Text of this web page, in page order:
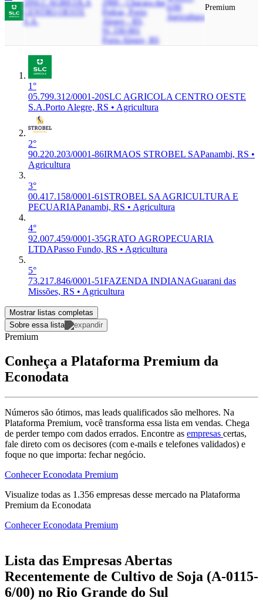
SLC AGRICOLA
CENTRO OESTE
S.A.
2900 - Chacara das
Pedras, Porto
Alegre - RS,
91.330-001
Porto Alegre, RS
6/00
Agricultura
Premium
1°
05.799.312/0001-20SLC AGRICOLA CENTRO OESTE
S.A.Porto Alegre, RS • Agricultura
2°
90.220.203/0001-86IRMAOS STROBEL SAPanambi, RS •
Agricultura
3°
00.417.158/0001-61 STROBEL SA AGRICULTURA E
PECUARIAPanambi, RS • Agricultura
4°
92.007.459/0001-35GRATO AGROPECUARIA
LTDAPasso Fundo, RS • Agricultura
5°
73.217.846/0001-51FAZENDA INDIANAGuarani das
Missões, RS • Agricultura
Mostrar listas completas
Sobre essa lista
Premium
Conheça a Plataforma Premium da
Econodata
Números são ótimos, mas leads qualificados são melhores. Na
Plataforma Premium, você transforma essa lista em vendas. Chega
de perder tempo com dados errados. Encontre as empresas certas,
fale direto com os decisores (com e-mails e telefones validados) e
foque no que importa: fechar negócio.
Conhecer Econodata Premium
Visualize todas as 1.356 empresas desse mercado na Plataforma
Premium da Econodata
Conhecer Econodata Premium
Lista das Empresas Abertas
Recentemente de Cultivo de Soja (A-0115-
6/00) no Rio Grande do Sul